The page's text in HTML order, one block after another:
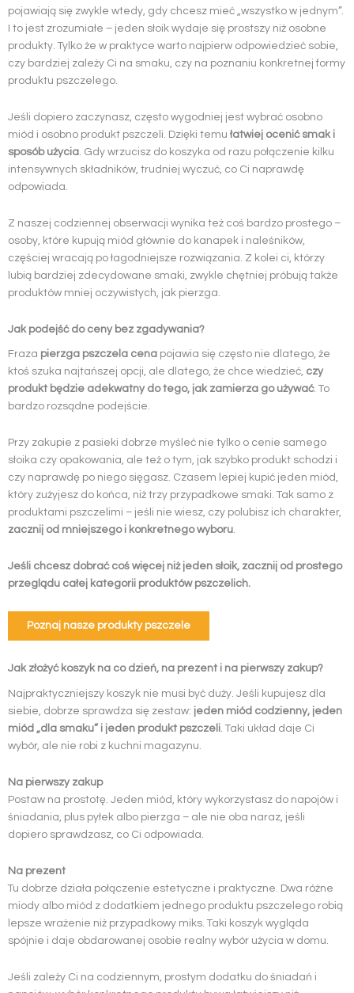
pojawiają się zwykle wtedy, gdy chcesz mieć „wszystko w jednym”.
I to jest zrozumiałe – jeden słoik wydaje się prostszy niż osobne
produkty. Tylko że w praktyce warto najpierw odpowiedzieć sobie,
czy bardziej zależy Ci na smaku, czy na poznaniu konkretnej formy
produktu pszczelego.
Jeśli dopiero zaczynasz, często wygodniej jest wybrać osobno
miód i osobno produkt pszczeli. Dzięki temu łatwiej ocenić smak i
sposób użycia. Gdy wrzucisz do koszyka od razu połączenie kilku
intensywnych składników, trudniej wyczuć, co Ci naprawdę
odpowiada.
Z naszej codziennej obserwacji wynika też coś bardzo prostego –
osoby, które kupują miód głównie do kanapek i naleśników,
częściej wracają po łagodniejsze rozwiązania. Z kolei ci, którzy
lubią bardziej zdecydowane smaki, zwykle chętniej próbują także
produktów mniej oczywistych, jak pierzga.
Jak podejść do ceny bez zgadywania?
Fraza pierzga pszczela cena pojawia się często nie dlatego, że
ktoś szuka najtańszej opcji, ale dlatego, że chce wiedzieć, czy
produkt będzie adekwatny do tego, jak zamierza go używać. To
bardzo rozsądne podejście.
Przy zakupie z pasieki dobrze myśleć nie tylko o cenie samego
słoika czy opakowania, ale też o tym, jak szybko produkt schodzi i
czy naprawdę po niego sięgasz. Czasem lepiej kupić jeden miód,
który zużyjesz do końca, niż trzy przypadkowe smaki. Tak samo z
produktami pszczelimi – jeśli nie wiesz, czy polubisz ich charakter,
zacznij od mniejszego i konkretnego wyboru.
Jeśli chcesz dobrać coś więcej niż jeden słoik, zacznij od prostego
przeglądu całej kategorii produktów pszczelich.
Poznaj nasze produkty pszczele
Jak złożyć koszyk na co dzień, na prezent i na pierwszy zakup?
Najpraktyczniejszy koszyk nie musi być duży. Jeśli kupujesz dla
siebie, dobrze sprawdza się zestaw: jeden miód codzienny, jeden
miód „dla smaku” i jeden produkt pszczeli . Taki układ daje Ci
wybór, ale nie robi z kuchni magazynu.
Na pierwszy zakup
Postaw na prostotę. Jeden miód, który wykorzystasz do napojów i
śniadania, plus pyłek albo pierzga – ale nie oba naraz, jeśli
dopiero sprawdzasz, co Ci odpowiada.
Na prezent
Tu dobrze działa połączenie estetyczne i praktyczne. Dwa różne
miody albo miód z dodatkiem jednego produktu pszczelego robią
lepsze wrażenie niż przypadkowy miks. Taki koszyk wygląda
spójnie i daje obdarowanej osobie realny wybór użycia w domu.
Jeśli zależy Ci na codziennym, prostym dodatku do śniadań i